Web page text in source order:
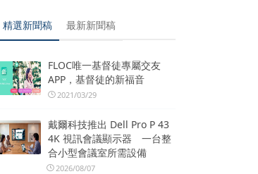
精選新聞稿 最新新聞稿
FLOC唯一基督徒專屬交友
APP，基督徒的新福音
2021/03/29
戴爾科技推出 Dell Pro P 43
4K 視訊會議顯示器 一台整
合小型會議室所需設備
2026/08/07